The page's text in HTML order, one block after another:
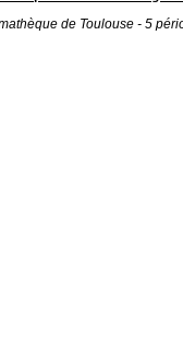
de Toulouse - 5